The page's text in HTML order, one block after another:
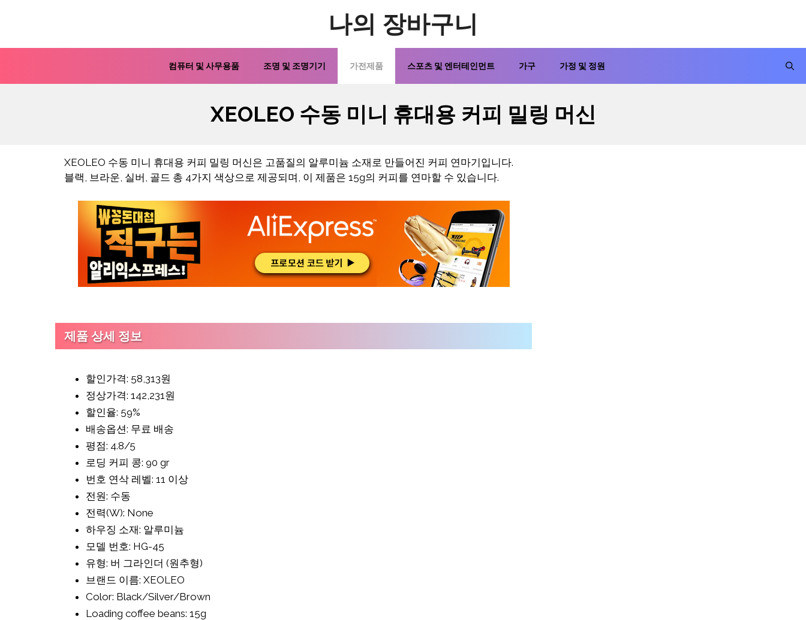
츠
건
나의 장바구니
컴퓨터 및 사무용품 조명 및 조명기기 가전제품 스포츠 및 엔터테인먼트 가구 가정 및 정원
XEOLEO 수동 미니 휴대용 커피 밀링 머신
XEOLEO 수동 미니 휴대용 커피 밀링 머신은 고품질의 알루미늄 소재로 만들어진 커피 연마기입니다.
블랙, 브라운, 실버, 골드 총 4가지 색상으로 제공되며, 이 제품은 15g의 커피를 연마할 수 있습니다.
제품 상세 정보
할인가격: 58,313원
정상가격: 142,231원
할인율: 59%
배송옵션: 무료 배송
평점: 4.8/5
로딩 커피 콩: 90 gr
번호 연삭 레벨: 11 이상
전원: 수동
전력(W): None
하우징 소재: 알루미늄
모델 번호: HG-45
유형: 버 그라인더 (원추형)
브랜드 이름: XEOLEO
Color: Black/Silver/Brown
Loading coffee beans: 15g